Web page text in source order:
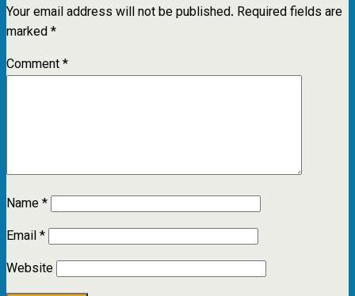
Your email address will not be published. Required fields are
marked*
Comment*
Name*
Email*
Website